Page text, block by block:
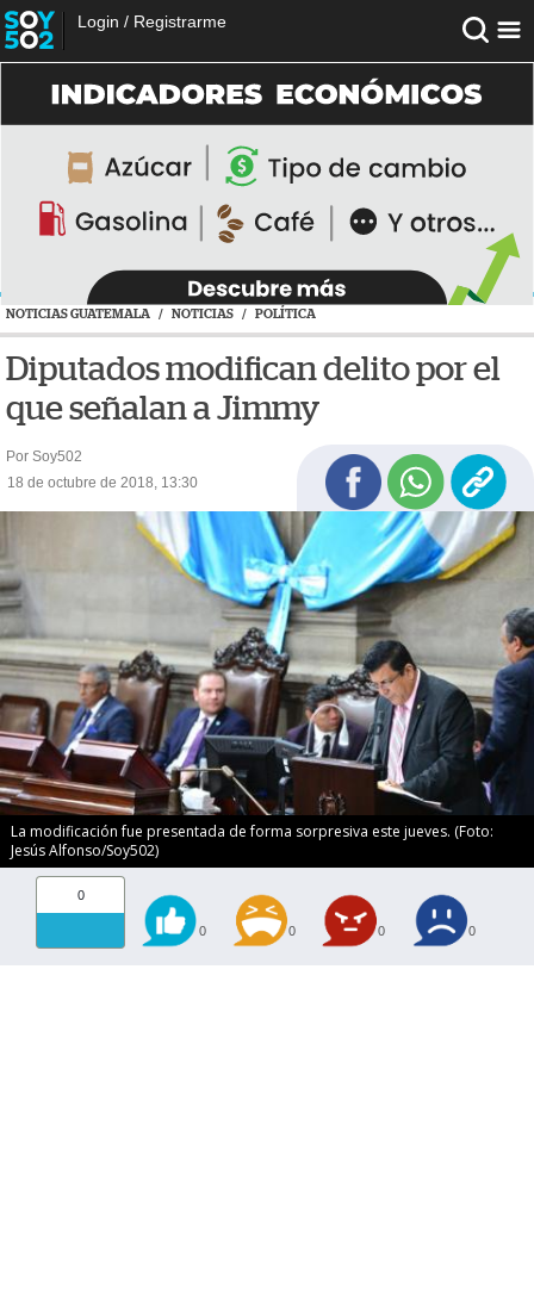
Login / Registrarme
NOTICIAS GUATEMALA / NOTICIAS / POLÍTICA
Diputados modifican delito por el
que señalan a Jimmy
Por Soy502
18 de octubre de 2018, 13:30
La modificación fue presentada de forma sorpresiva este jueves. (Foto:
Jesús Alfonso/Soy502)
0
0 0 0 0